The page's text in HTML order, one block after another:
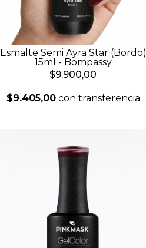
Esmalte Semi Ayra Star (Bordo)
15ml - Bompassy
$9.900,00
$9.405,00con transferencia